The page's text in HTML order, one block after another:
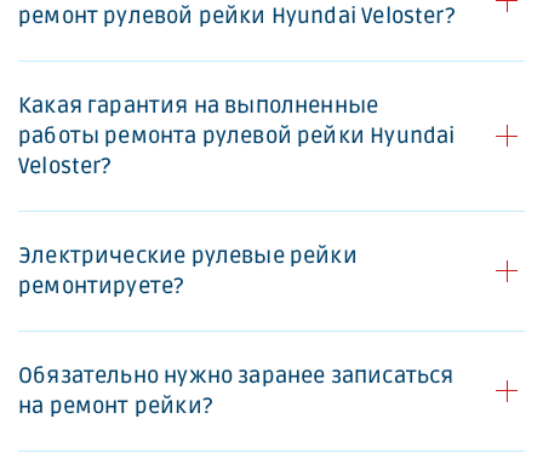
ремонт рулевой рейки Hyundai Veloster?
Какая гарантия на выполненные
работы ремонта рулевой рейки Hyundai
Veloster?
Электрические рулевые рейки
ремонтируете?
Обязательно нужно заранее записаться
на ремонт рейки?